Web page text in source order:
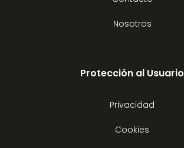
Nosotros
Protección al Usuario
Privacidad
Cookies